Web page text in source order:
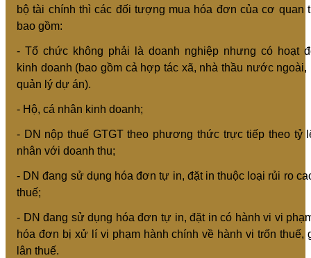
bộ tài chính thì các đối tượng mua hóa đơn của cơ quan
bao gồm:
- Tổ chức không phải là doanh nghiệp nhưng có hoạt
kinh doanh (bao gồm cả hợp tác xã, nhà thầu nước ngoài,
quản lý dự án).
- Hộ, cá nhân kinh doanh;
- DN nộp thuế GTGT theo phương thức trực tiếp theo tỷ
nhân với doanh thu;
- DN đang sử dụng hóa đơn tự in, đặt in thuộc loại rủi ro
thuế;
- DN đang sử dụng hóa đơn tự in, đặt in có hành vi vi
hóa đơn bị xử lí vi phạm hành chính về hành vi trốn thuế,
lân thuế.